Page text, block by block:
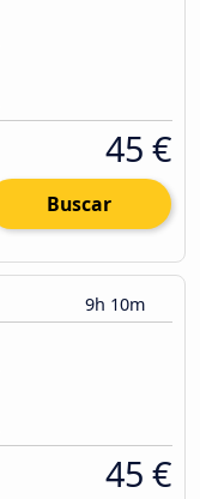
45 €
Buscar
9h 10m
45 €